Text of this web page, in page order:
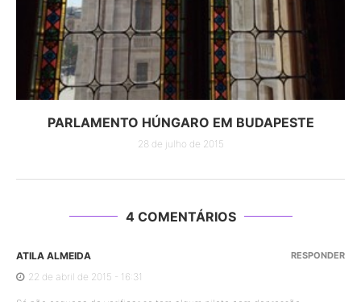
PARLAMENTO HÚNGARO EM BUDAPESTE
28 de julho de 2015
4 COMENTÁRIOS
ATILA ALMEIDA
22 de abril de 2015 - 16:31
RESPONDER